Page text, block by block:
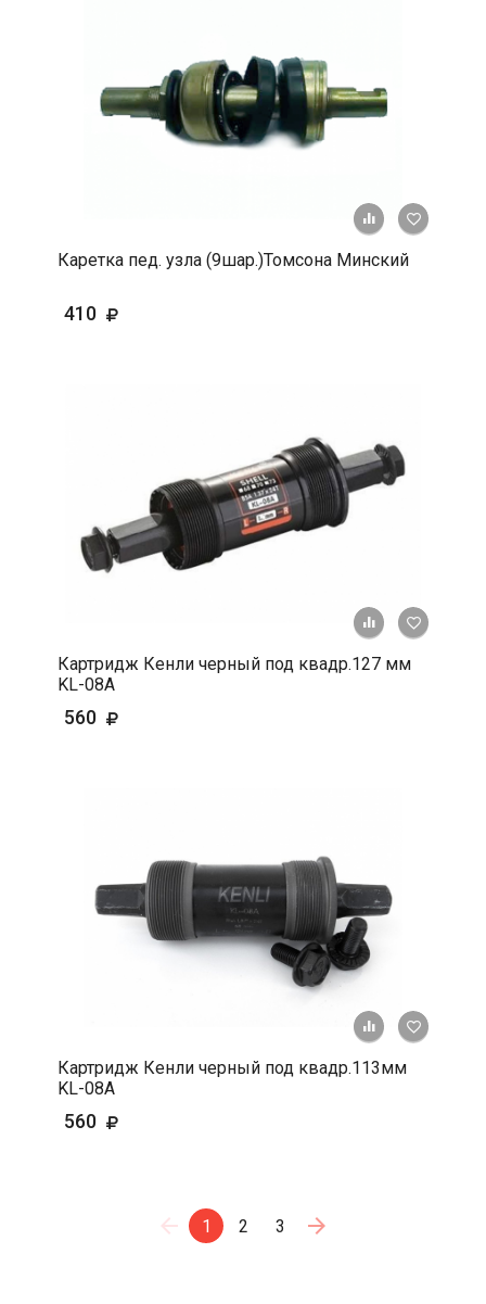
+ К
Каретка пед. узла (9шар.)Томсона Минский
410
+ К
Картридж Кенли черный под квадр.127 мм
KL-08A
560
+ К
Картридж Кенли черный под квадр.113мм
KL-08A
560
1 2 3